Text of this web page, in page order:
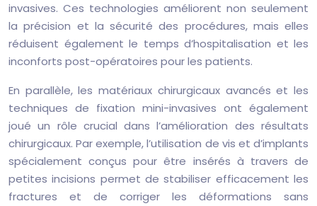
invasives. Ces technologies améliorent non seulement
la précision et la sécurité des procédures, mais elles
réduisent également le temps d’hospitalisation et les
inconforts post-opératoires pour les patients.
En parallèle, les matériaux chirurgicaux avancés et les
techniques de fixation mini-invasives ont également
joué un rôle crucial dans l’amélioration des résultats
chirurgicaux. Par exemple, l’utilisation de vis et d’implants
spécialement conçus pour être insérés à travers de
petites incisions permet de stabiliser efficacement les
fractures et de corriger les déformations sans